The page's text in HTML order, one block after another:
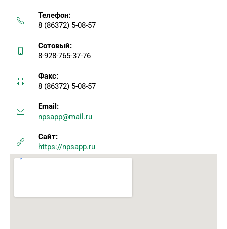
Телефон:
8 (86372) 5-08-57
Сотовый:
8-928-765-37-76
Факс:
8 (86372) 5-08-57
Email:
npsapp@mail.ru
Сайт:
https://npsapp.ru